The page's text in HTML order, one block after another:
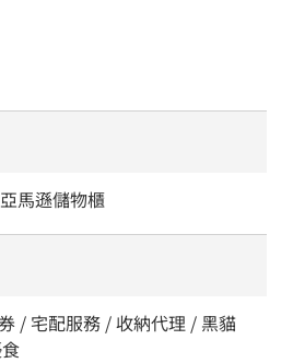
馬遜儲物櫃
/ 宅配服務 / 收納代理 / 黑貓